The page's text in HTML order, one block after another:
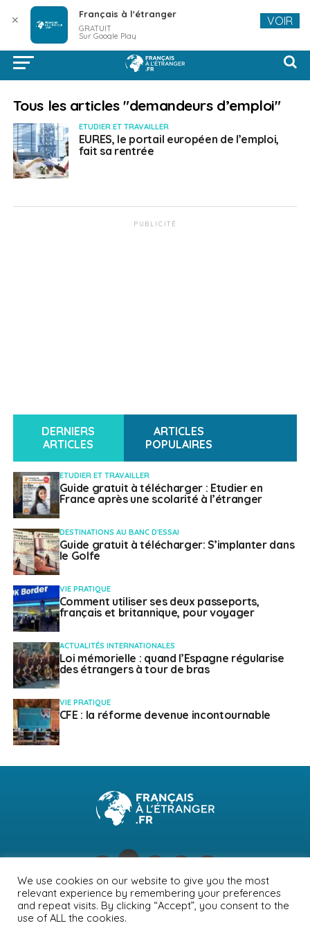
Tous les articles "demandeurs d’emploi"
ETUDIER ET TRAVAILLER
EURES, le portail européen de l’emploi,
fait sa rentrée
PUBLICITÉ
DERNIERS
ARTICLES
ARTICLES
POPULAIRES
ETUDIER ET TRAVAILLER
Guide gratuit à télécharger : Etudier en
France après une scolarité à l’étranger
DESTINATIONS AU BANC D'ESSAI
Guide gratuit à télécharger: S’implanter dans
le Golfe
VIE PRATIQUE
Comment utiliser ses deux passeports,
français et britannique, pour voyager
ACTUALITÉS INTERNATIONALES
Loi mémorielle : quand l’Espagne régularise
des étrangers à tour de bras
VIE PRATIQUE
CFE : la réforme devenue incontournable
NEWSLETTER PUBLICITÉ CONTACTS
MENTIONS LÉGALES
POLITIQUE DE CONFIDENTIALITÉ
We use cookies on our website to give you the most
relevant experience by remembering your preferences
and repeat visits. By clicking “Accept”, you consent to the
use of ALL the cookies.
✕ Français à l'étranger
GRATUIT
Sur Google Play
VOIR